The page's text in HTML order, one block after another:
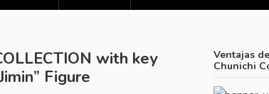
with key
Figure
Ventajas
Chunichi